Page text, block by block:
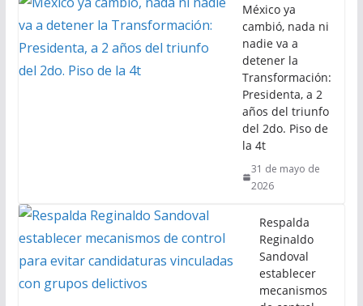
México ya
cambió, nada ni
nadie va a
detener la
Transformación:
Presidenta, a 2
años del triunfo
del 2do. Piso de
la 4t
31 de mayo de
2026
Respalda
Reginaldo
Sandoval
establecer
mecanismos